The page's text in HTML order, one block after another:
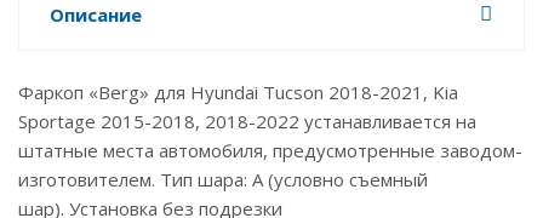
Описание
Фаркоп «Berg» для Hyundai Tucson 2018-2021, Kia
Sportage 2015-2018, 2018-2022 устанавливается на
штатные места автомобиля, предусмотренные заводом-
изготовителем. Тип шара: А (условно съемный
шар). Установка без подрезки